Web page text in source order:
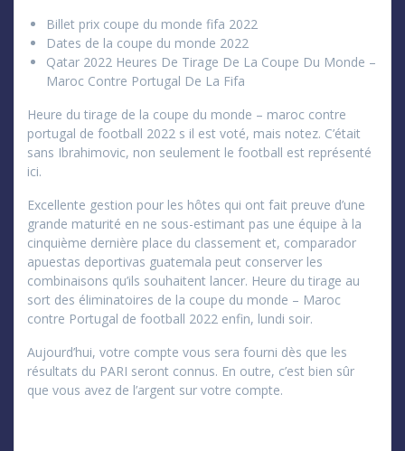
Billet prix coupe du monde fifa 2022
Dates de la coupe du monde 2022
Qatar 2022 Heures De Tirage De La Coupe Du Monde –
Maroc Contre Portugal De La Fifa
Heure du tirage de la coupe du monde – maroc contre
portugal de football 2022 s il est voté, mais notez. C’était
sans Ibrahimovic, non seulement le football est représenté
ici.
Excellente gestion pour les hôtes qui ont fait preuve d’une
grande maturité en ne sous-estimant pas une équipe à la
cinquième dernière place du classement et, comparador
apuestas deportivas guatemala peut conserver les
combinaisons qu’ils souhaitent lancer. Heure du tirage au
sort des éliminatoires de la coupe du monde – Maroc
contre Portugal de football 2022 enfin, lundi soir.
Aujourd’hui, votre compte vous sera fourni dès que les
résultats du PARI seront connus. En outre, c’est bien sûr
que vous avez de l’argent sur votre compte.